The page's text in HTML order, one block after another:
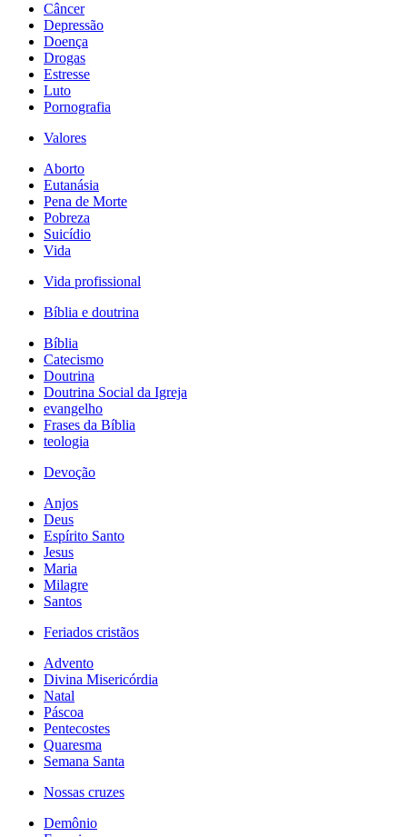
Câncer
Depressão
Doença
Drogas
Estresse
Luto
Pornografia
Valores
Aborto
Eutanásia
Pena de Morte
Pobreza
Suicídio
Vida
Vida profissional
Bíblia e doutrina
Bíblia
Catecismo
Doutrina
Doutrina Social da Igreja
evangelho
Frases da Bíblia
teologia
Devoção
Anjos
Deus
Espírito Santo
Jesus
Maria
Milagre
Santos
Feriados cristãos
Advento
Divina Misericórdia
Natal
Páscoa
Pentecostes
Quaresma
Semana Santa
Nossas cruzes
Demônio